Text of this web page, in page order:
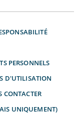
PERSONNELS
D'UTILISATION
CONTACTER
UNIQUEMENT)